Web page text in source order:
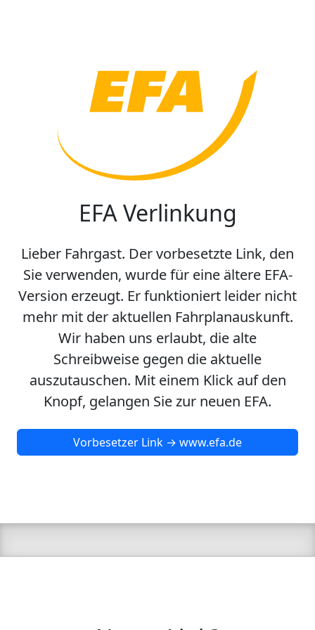
EFA Verlinkung
Lieber Fahrgast. Der vorbesetzte Link, den
Sie verwenden, wurde für eine ältere EFA-
Version erzeugt. Er funktioniert leider nicht
mehr mit der aktuellen Fahrplanauskunft.
Wir haben uns erlaubt, die alte
Schreibweise gegen die aktuelle
auszutauschen. Mit einem Klick auf den
Knopf, gelangen Sie zur neuen EFA.
Vorbesetzer Link → www.efa.de